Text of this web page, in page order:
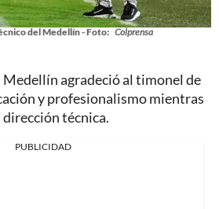
del Medellín - Foto: Colprensa
Medellín agradeció al timonel de
y profesionalismo mientras
técnica.
PUBLICIDAD